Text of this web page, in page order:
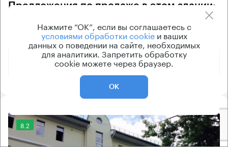
Предложения по продаже в этом здании:
Площадь Арендная плата
2737 м² 1 365 763 000
₽
8.2
Нажмите “ОК”, если вы соглашаетесь с
условиями обработки cookieи ваших
данных о поведении на сайте, необходимых
для аналитики. Запретить обработку
cookie можете через браузер.
ОК